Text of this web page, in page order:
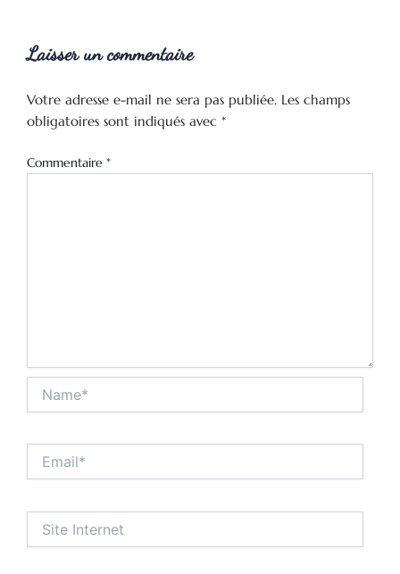
Laisser un commentaire
Votre adresse e-mail ne sera pas publiée. Les champs
obligatoires sont indiqués avec *
Commentaire *
Internet